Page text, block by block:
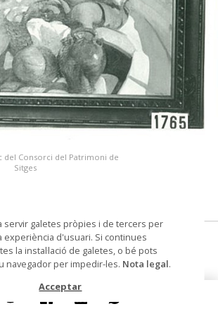
del Consorci del Patrimoni de
Sitges
en una barca
pintura
servir galetes pròpies i de tercers per
experiència d'usuari. Si continues
la instal·lació de galetes, o bé pots
navegador per impedir-les. Nota legal.
Acceptar